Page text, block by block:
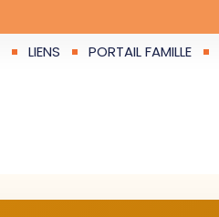
LIENS PORTAIL FAMILLE